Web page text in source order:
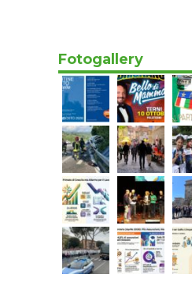
Fotogallery